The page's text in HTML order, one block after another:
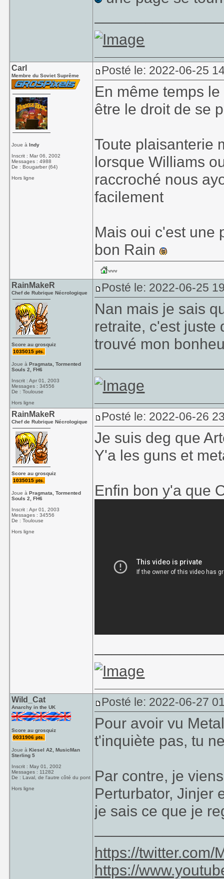
Carl
Membre du Soviet Suprême
Joue àIndy
Inscrit : Mar 06, 2002
Messages : 4988
De : Bougarber (64)
Hors ligne
Posté le: 2022-06-25
En même temps
être le droit de se
Toute plaisanterie
lorsque Williams
raccroché nous
facilement
Mais oui c'est une
bon Rain
RainMakeR
Chef de Rubrique Nécrologique
Score au grosquiz
1035015 pts.
Joue àPragmata, Tormented
Souls 2, FH6
Inscrit : Apr 01, 2003
Messages : 34556
De : Toulouse
Hors ligne
Posté le: 2022-06-25
Nan mais je sais
retraite, c'est juste
trouvé mon
RainMakeR
Chef de Rubrique Nécrologique
Score au grosquiz
1035015 pts.
Joue àPragmata, Tormented
Souls 2, FH6
Inscrit : Apr 01, 2003
Messages : 34556
De : Toulouse
Hors ligne
Posté le: 2022-06-26
Je suis deg que
Y'a les guns et
Enfin bon y'a que
Wild_Cat
Anarchy in the UK
Score au grosquiz
0031906 pts.
Joue àKiesel A2, MusicMan
Sterling 5
Inscrit : May 01, 2002
Messages : 11282
De : Laval, de l'autre côté du pont
Hors ligne
Posté le: 2022-06-27
Pour avoir vu
t'inquiète pas, tu
Par contre, je
Perturbator, Jinjer
je sais ce que je
https://twitter.com/
https://